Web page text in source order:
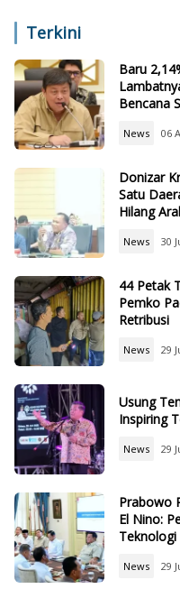
Terkini
Baru
Bencana
News 06
Donizar
Satu
Hilang
News 30
44 Petak
Pemko
Retribusi
News 29
Usung
Inspiring
News 29
Prabowo
El Nino:
Teknologi
News 29